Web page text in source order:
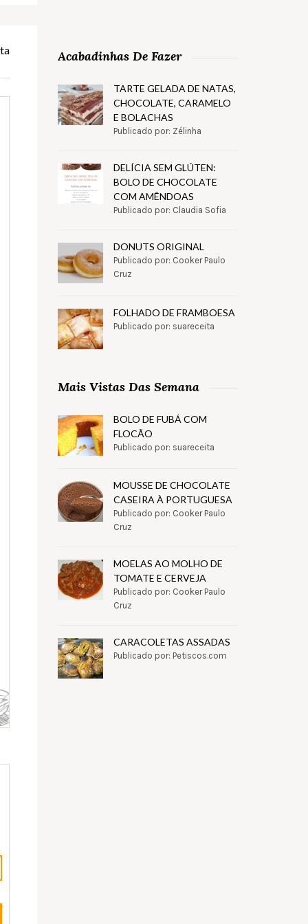
Acabadinhas De Fazer
TARTE GELADA DE NATAS,
CHOCOLATE, CARAMELO
E BOLACHAS
Publicado por: Zélinha
DELÍCIA SEM GLÚTEN:
BOLO DE CHOCOLATE
COM AMÊNDOAS
Publicado por: Claudia Sofia
DONUTS ORIGINAL
Publicado por: Cooker Paulo
Cruz
FOLHADO DE FRAMBOESA
Publicado por: suareceita
Mais Vistas Das Semana
BOLO DE FUBÁ COM
FLOCÃO
Publicado por: suareceita
MOUSSE DE CHOCOLATE
CASEIRA À PORTUGUESA
Publicado por: Cooker Paulo
Cruz
MOELAS AO MOLHO DE
TOMATE E CERVEJA
Publicado por: Cooker Paulo
Cruz
CARACOLETAS ASSADAS
Publicado por: Petiscos.com